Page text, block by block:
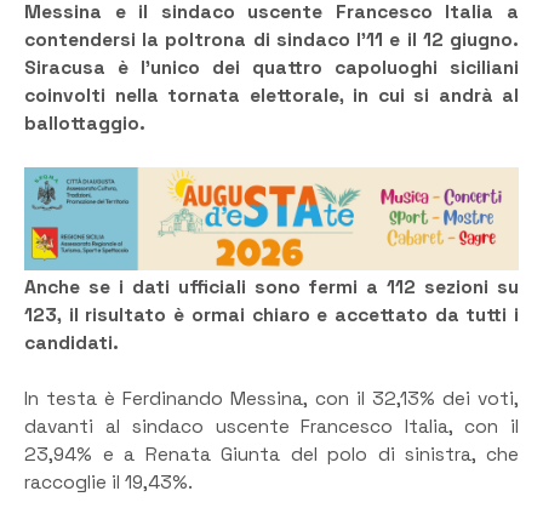
Messina e il sindaco uscente Francesco Italia a
contendersi la poltrona di sindaco l’11 e il 12 giugno.
Siracusa è l’unico dei quattro capoluoghi siciliani
coinvolti nella tornata elettorale, in cui si andrà al
ballottaggio.
Anche se i dati ufficiali sono fermi a112 sezioni su
123, il risultato è ormai chiaro e accettato da tutti i
candidati.
In testa è Ferdinando Messina, con il 32,13% dei voti,
davanti al sindaco uscente Francesco Italia, con il
23,94% e a Renata Giunta del polo di sinistra, che
raccoglie il 19,43%.